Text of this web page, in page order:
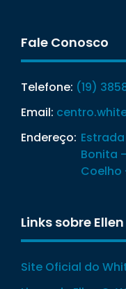
Fale Conosco
Telefone: (19)
Email:
Endereço:
Bonita
Coelho
Links sobre
Site Oficial do